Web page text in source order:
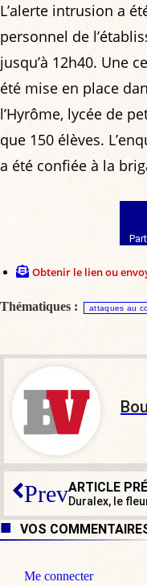
L’alerte intrusion a
personnel de
jusqu’à 12h40. Une
été mise en place
l’Hyrôme, lycée de
que 150 élèves.
a été confiée à la
Obtenir le lien ou
Thématiques : attaques au
Prev
VOS
Me connecter